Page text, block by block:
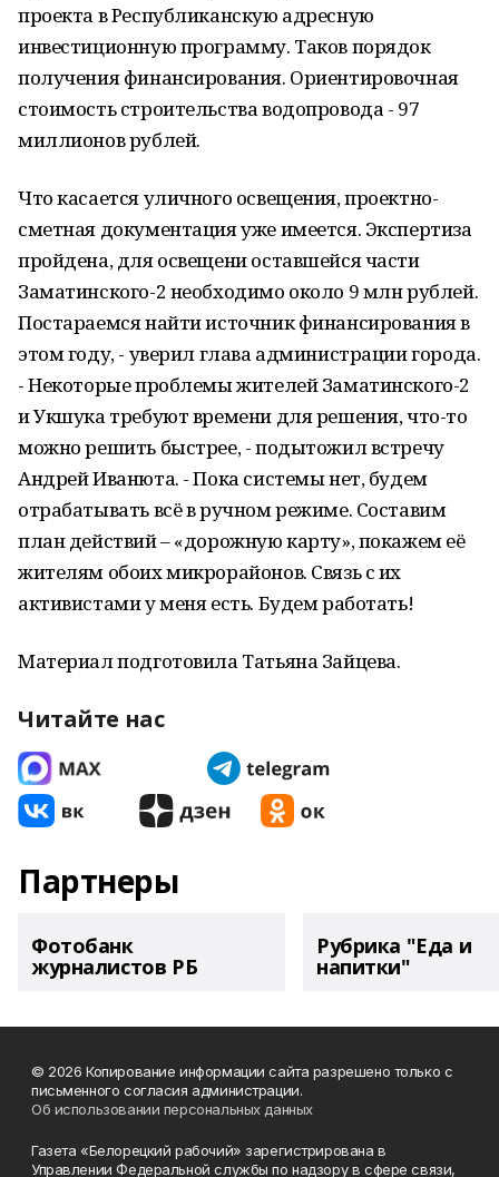
проекта в Республиканскую адресную
инвестиционную программу. Таков порядок
получения финансирования. Ориентировочная
стоимость строительства водопровода - 97
миллионов рублей.
Что касается уличного освещения, проектно-
сметная документация уже имеется. Экспертиза
пройдена, для освещени оставшейся части
Заматинского-2 необходимо около 9 млн рублей.
Постараемся найти источник финансирования в
этом году, - уверил глава администрации города.
- Некоторые проблемы жителей Заматинского-2
и Укшука требуют времени для решения, что-то
можно решить быстрее, - подытожил встречу
Андрей Иванюта. - Пока системы нет, будем
отрабатывать всё в ручном режиме. Составим
план действий – «дорожную карту», покажем её
жителям обоих микрорайонов. Связь с их
активистами у меня есть. Будем работать!
Материал подготовила Татьяна Зайцева.
Читайте нас
Партнеры
Фотобанк
журналистов РБ
Рубрика "Еда и
напитки"
© 2026 Копирование информации сайта разрешено только с
письменного согласия администрации.
Об использовании персональных данных
Газета «Белорецкий рабочий» зарегистрирована в
Управлении Федеральной службы по надзору в сфере связи,